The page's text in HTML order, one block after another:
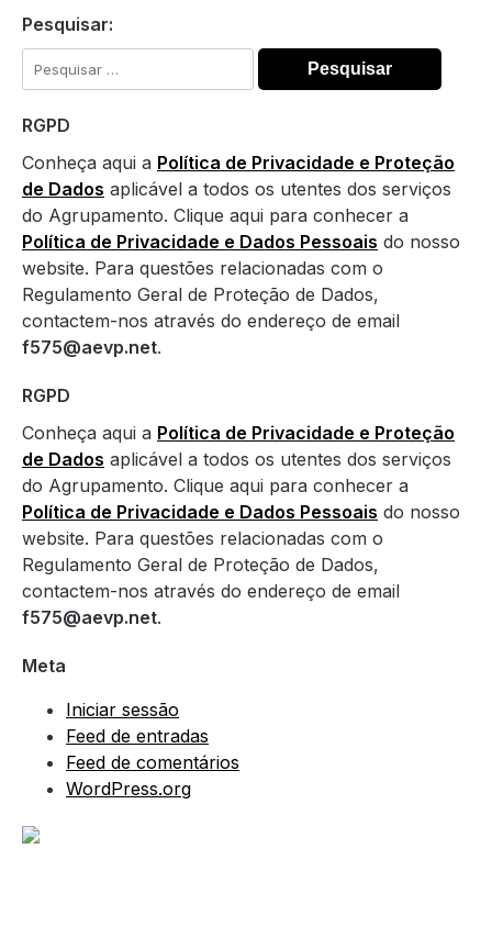
Pesquisar:
Pesquisar
por:
RGPD
Conheça aqui a Política de Privacidade e Proteção
de Dados aplicável a todos os utentes dos serviços
do Agrupamento. Clique aqui para conhecer a
Política de Privacidade e Dados Pessoais do nosso
website. Para questões relacionadas com o
Regulamento Geral de Proteção de Dados,
contactem-nos através do endereço de email
f575@aevp.net.
RGPD
Conheça aqui a Política de Privacidade e Proteção
de Dados aplicável a todos os utentes dos serviços
do Agrupamento. Clique aqui para conhecer a
Política de Privacidade e Dados Pessoais do nosso
website. Para questões relacionadas com o
Regulamento Geral de Proteção de Dados,
contactem-nos através do endereço de email
f575@aevp.net.
Meta
Iniciar sessão
Feed de entradas
Feed de comentários
WordPress.org